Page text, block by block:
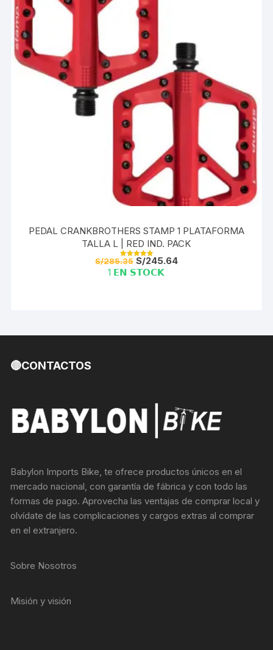
PEDAL CRANKBROTHERS STAMP 1 PLATAFORMA
TALLA L | RED IND. PACK
Valorado con
5.00
de 5
S/285.35El
precio
original
S/245.64El
1 𝗘𝗡 𝗦𝗧𝗢𝗖𝗞
🔴CONTACTOS
Babylon Imports Bike, te ofrece productos únicos en el
mercado nacional, con garantía de fábrica y con todo las
formas de pago. Aprovecha las ventajas de comprar local y
olvídate de las complicaciones y cargos extras al comprar
en el extranjero.
Sobre Nosotros
Misión y visión